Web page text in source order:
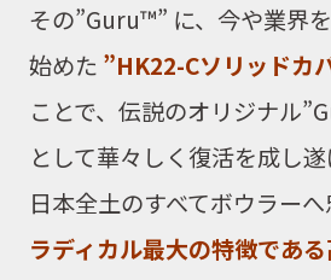
その”Guru™” に、今や業界
始めた ”HK22-Cソリッドカ
ことで、伝説のオリジナル
として華々しく復活を成し遂
日本全土のすべてボウラー
ラディカル最大の特徴であ